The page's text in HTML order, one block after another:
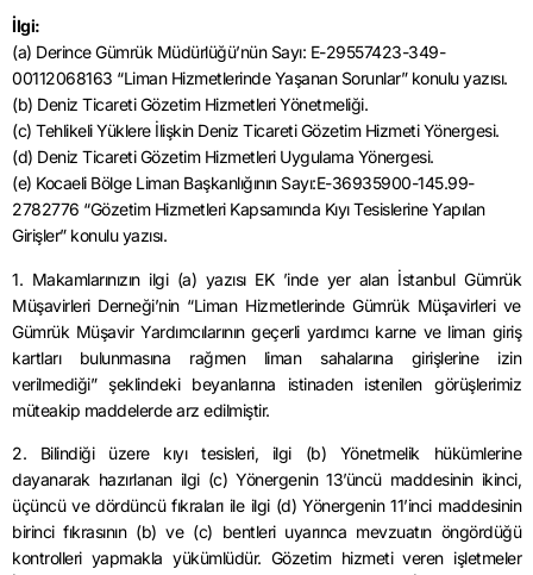
İlgi:
(a) Derince Gümrük Müdürlüğü’nün Sayı: E-29557423-349-
00112068163 “Liman Hizmetlerinde Yaşanan Sorunlar” konulu yazısı.
(b) Deniz Ticareti Gözetim Hizmetleri Yönetmeliği.
(c) Tehlikeli Yüklere İlişkin Deniz Ticareti Gözetim Hizmeti Yönergesi.
(d) Deniz Ticareti Gözetim Hizmetleri Uygulama Yönergesi.
(e) Kocaeli Bölge Liman Başkanlığının Sayı:E-36935900-145.99-
2782776 “Gözetim Hizmetleri Kapsamında Kıyı Tesislerine Yapılan
Girişler” konulu yazısı.
1. Makamlarınızın ilgi (a) yazısı EK ’inde yer alan İstanbul Gümrük
Müşavirleri Derneği’nin “Liman Hizmetlerinde Gümrük Müşavirleri ve
Gümrük Müşavir Yardımcılarının geçerli yardımcı karne ve liman giriş
kartları bulunmasına rağmen liman sahalarına girişlerine izin
verilmediği” şeklindeki beyanlarına istinaden istenilen görüşlerimiz
müteakip maddelerde arz edilmiştir.
2. Bilindiği üzere kıyı tesisleri, ilgi (b) Yönetmelik hükümlerine
dayanarak hazırlanan ilgi (c) Yönergenin 13’üncü maddesinin ikinci,
üçüncü ve dördüncü fıkraları ile ilgi (d) Yönergenin 11’inci maddesinin
birinci fıkrasının (b) ve (c) bentleri uyarınca mevzuatın öngördüğü
kontrolleri yapmakla yükümlüdür. Gözetim hizmeti veren işletmeler